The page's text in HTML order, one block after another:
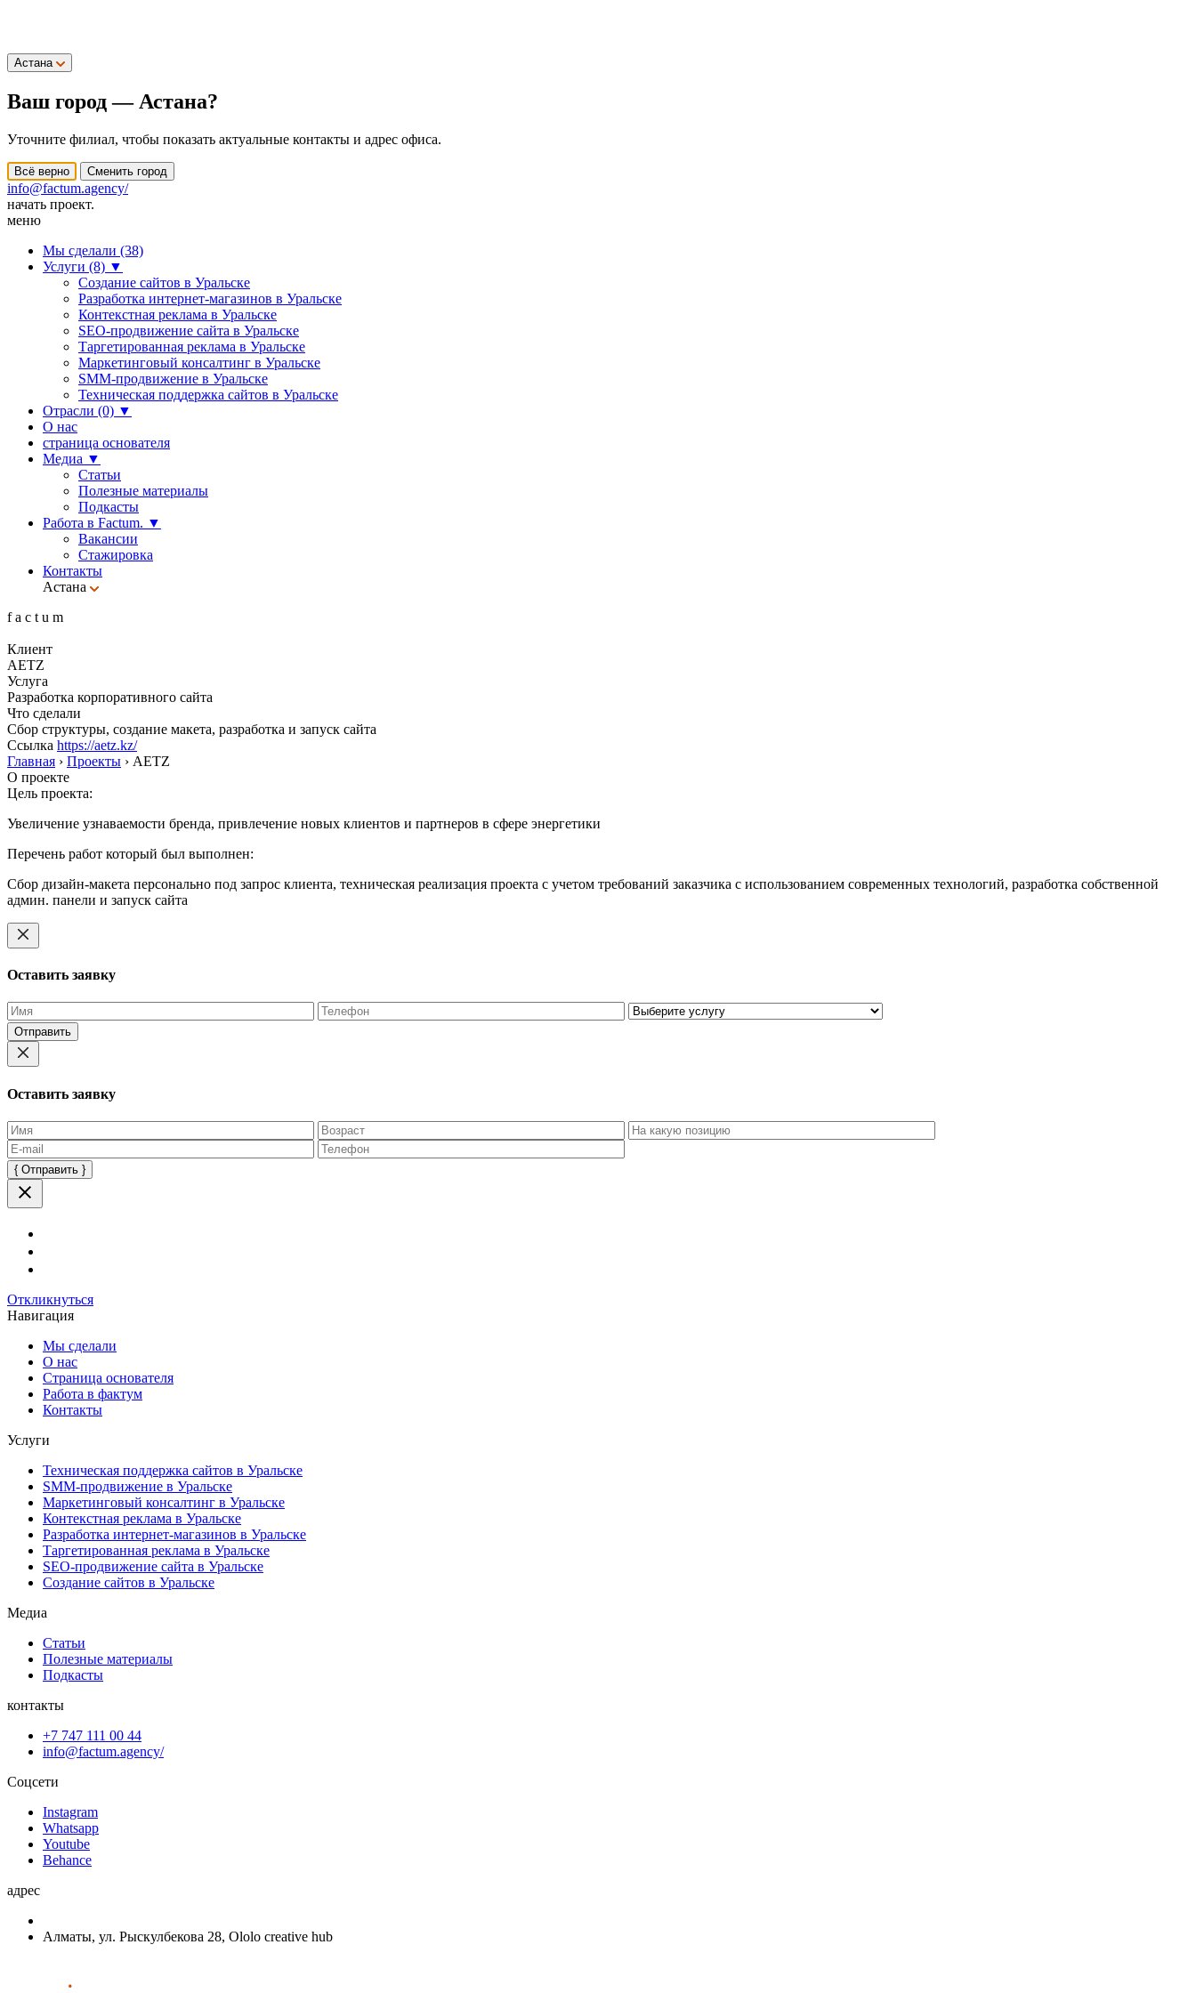
Астана
Ваш город — Астана?
Уточните филиал, чтобы показать актуальные контакты и адрес офиса.
Всё верно Сменить город
info@factum.agency/
начать проект.
меню
Мы сделали (38)
Услуги (8) ▼
Создание сайтов в Уральске
Разработка интернет-магазинов в Уральске
Контекстная реклама в Уральске
SEO-продвижение сайта в Уральске
Таргетированная реклама в Уральске
Маркетинговый консалтинг в Уральске
SMM-продвижение в Уральске
Техническая поддержка сайтов в Уральске
Отрасли (0) ▼
О нас
страница основателя
Медиа ▼
Статьи
Полезные материалы
Подкасты
Работа в Factum. ▼
Вакансии
Стажировка
Контакты
Астана
f a c t u m
Клиент
AETZ
Услуга
Разработка корпоративного сайта
Что сделали
Сбор структуры, создание макета, разработка и запуск сайта
Ссылка https://aetz.kz/
Главная › Проекты › AETZ
О проекте
Цель проекта:
Увеличение узнаваемости бренда, привлечение новых клиентов и партнеров в сфере энергетики
Перечень работ который был выполнен:
Сбор дизайн-макета персонально под запрос клиента, техническая реализация проекта с учетом требований заказчика с использованием современных технологий, разработка собственной
админ. панели и запуск сайта
Оставить заявку
Оставьте
это
поле
Оставить заявку
Оставьте
это
поле
Откликнуться
Навигация
Мы сделали
О нас
Страница основателя
Работа в фактум
Контакты
Услуги
Техническая поддержка сайтов в Уральске
SMM-продвижение в Уральске
Маркетинговый консалтинг в Уральске
Контекстная реклама в Уральске
Разработка интернет-магазинов в Уральске
Таргетированная реклама в Уральске
SEO-продвижение сайта в Уральске
Создание сайтов в Уральске
Медиа
Статьи
Полезные материалы
Подкасты
контакты
+7 747 111 00 44
info@factum.agency/
Соцсети
Instagram
Whatsapp
Youtube
Behance
адрес
Алматы, ул. Рыскулбекова 28, Ololo creative hub